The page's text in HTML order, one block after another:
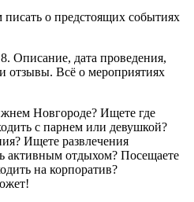
о предстоящих событиях
Описание, дата проведения,
отзывы. Всё о мероприятиях
Новгороде? Ищете где
с парнем или девушкой?
Ищете развлечения
активным отдыхом? Посещаете
на корпоратив?